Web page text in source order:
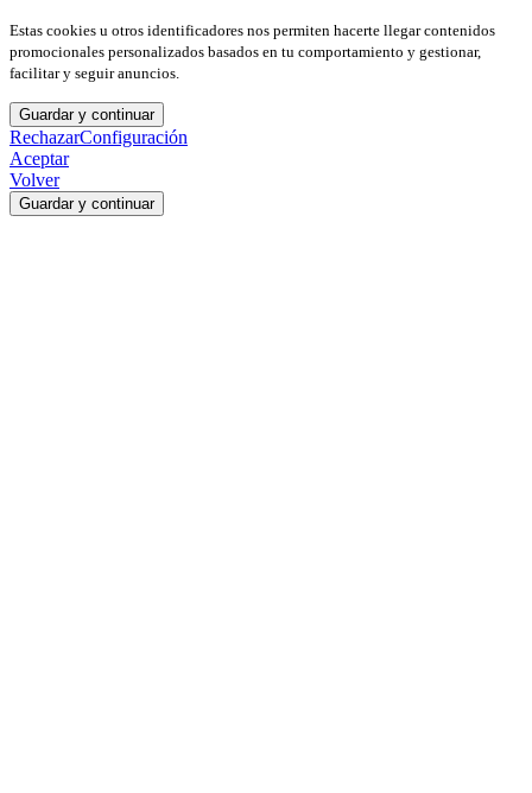
Estas cookies u otros identificadores nos permiten hacerte llegar contenidos
promocionales personalizados basados en tu comportamiento y gestionar,
facilitar y seguir anuncios.
Guardar y continuar
RechazarConfiguración
Aceptar
Volver
Guardar y continuar